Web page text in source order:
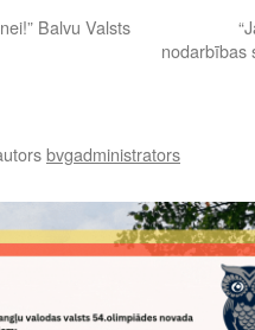
Balvu Valsts
nodarbības
bvgadministrators